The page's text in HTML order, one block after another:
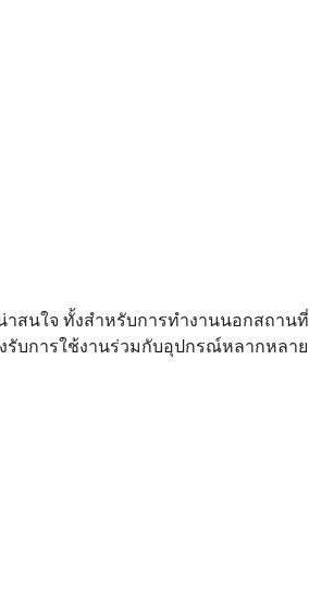
าสนใจ ทั้งสำหรับการทำงานนอกสถานที่
รับการใช้งานร่วมกับอุปกรณ์หลากหลาย